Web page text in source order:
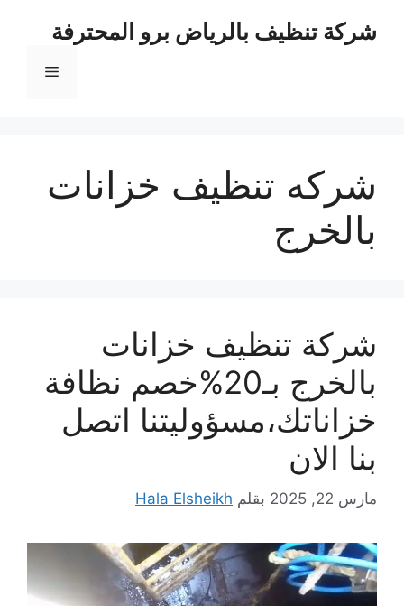
شركة تنظيف بالرياض برو المحترفة
القائمة
شركه تنظيف خزانات
بالخرج
شركة تنظيف خزانات
بالخرج بـ20%خصم نظافة
خزاناتك،مسؤوليتنا اتصل
بنا الان
مارس 22, 2025 بقلم Hala Elsheikh